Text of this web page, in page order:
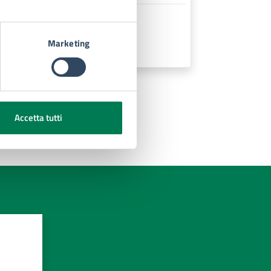
Marketing
Accetta tutti